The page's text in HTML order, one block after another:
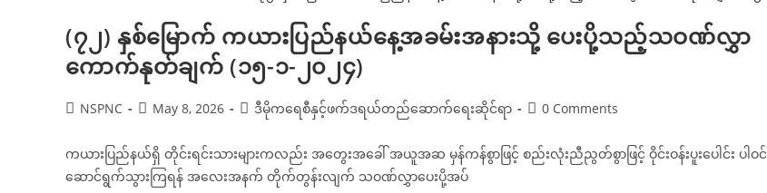
အခမ်းအနား
တွင်
ပြော
ကြား
သည့်
စကား
ကောက်နုတ်ချက်
(၇၂) နှစ်မြောက် ကယားပြည်နယ်နေ့အခမ်းအနားသို့ ပေးပို့သည့်သဝဏ်လွှာ
ကောက်နုတ်ချက် (၁၅-၁-၂၀၂၄)
PostNSPNC
PostMay 8, 2026
Postဒီမိုကရေစီနှင့်ဖက်ဒရယ်တည်ဆောက်ရေးဆိုင်ရာ
Post0 Comments
ကယားပြည်နယ်ရှိ တိုင်းရင်းသားများကလည်း အတွေးအခေါ် အယူအဆ မှန်ကန်စွာဖြင့် စည်းလုံးညီညွတ်စွာဖြင့် ဝိုင်းဝန်းပူးပေါင်း ပါဝင်
ဆောင်ရွက်သွားကြရန် အလေးအနက် တိုက်တွန်းလျက် သဝဏ်လွှာပေးပို့အပ်